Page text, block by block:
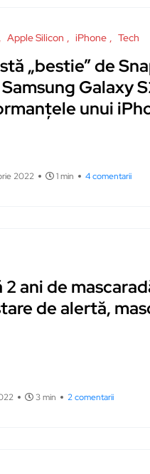
Apple Silicon iPhone Tech
„bestie” de
Galaxy
unui
2022 1 min 4 comentarii
2 ani de
de alertă,
3 min 2 comentarii